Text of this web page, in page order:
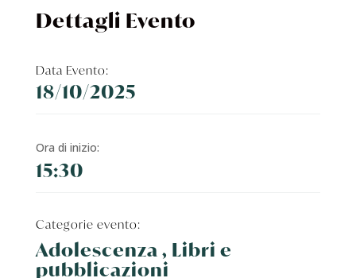
Dettagli Evento
Data Evento:
18/10/2025
Ora di inizio:
15:30
Categorie evento:
Adolescenza , Libri e
pubblicazioni